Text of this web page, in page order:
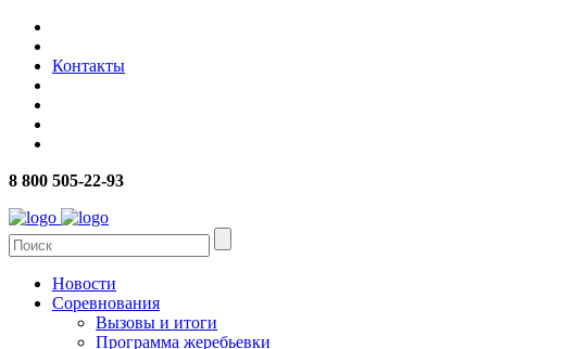
Контакты
8 800 505-22-93
Новости
Соревнования
Вызовы и итоги
Программа жеребьевки